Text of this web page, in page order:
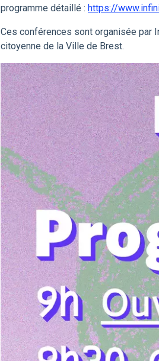
programme détaillé : https://
Ces conférences sont organisée par
citoyenne de la Ville de Brest.